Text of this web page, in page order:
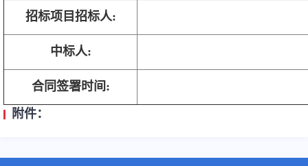
招标项目招标人:
中标人:
合同签署时间:
附件：